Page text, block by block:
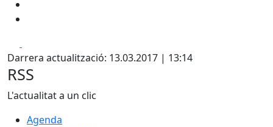
Darrera actualització: 13.03.2017 | 13:14
RSS
L'actualitat a un clic
Agenda